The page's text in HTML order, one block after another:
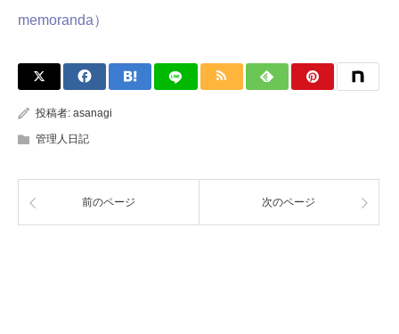
memoranda）
投稿者: asanagi
管理人日記
前のページ 次のページ